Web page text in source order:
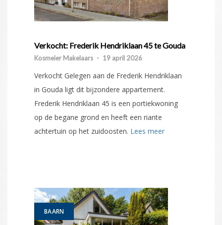
Verkocht: Frederik Hendriklaan 45 te Gouda
Kosmeier Makelaars - 19 april 2026
Verkocht Gelegen aan de Frederik Hendriklaan
in Gouda ligt dit bijzondere appartement.
Frederik Hendriklaan 45 is een portiekwoning
op de begane grond en heeft een riante
achtertuin op het zuidoosten. Lees meer
BAARN